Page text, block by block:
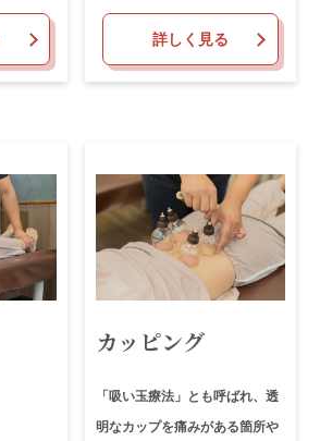
詳しく見る
カッピング
「吸い玉療法」とも呼ばれ、透
明なカップを痛みがある箇所や